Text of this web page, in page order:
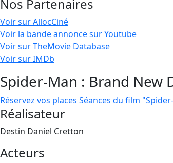
Nos Partenaires
Voir sur AllocCiné
Voir la bande annonce sur Youtube
Voir sur TheMovie Database
Voir sur IMDb
Spider-Man : Brand New
Réservez vos places Séances du film
Réalisateur
Destin Daniel Cretton
Acteurs